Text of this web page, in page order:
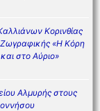
Κορινθίας
«Η Κόρη
στο Αύριο»
Αλμυρής στους